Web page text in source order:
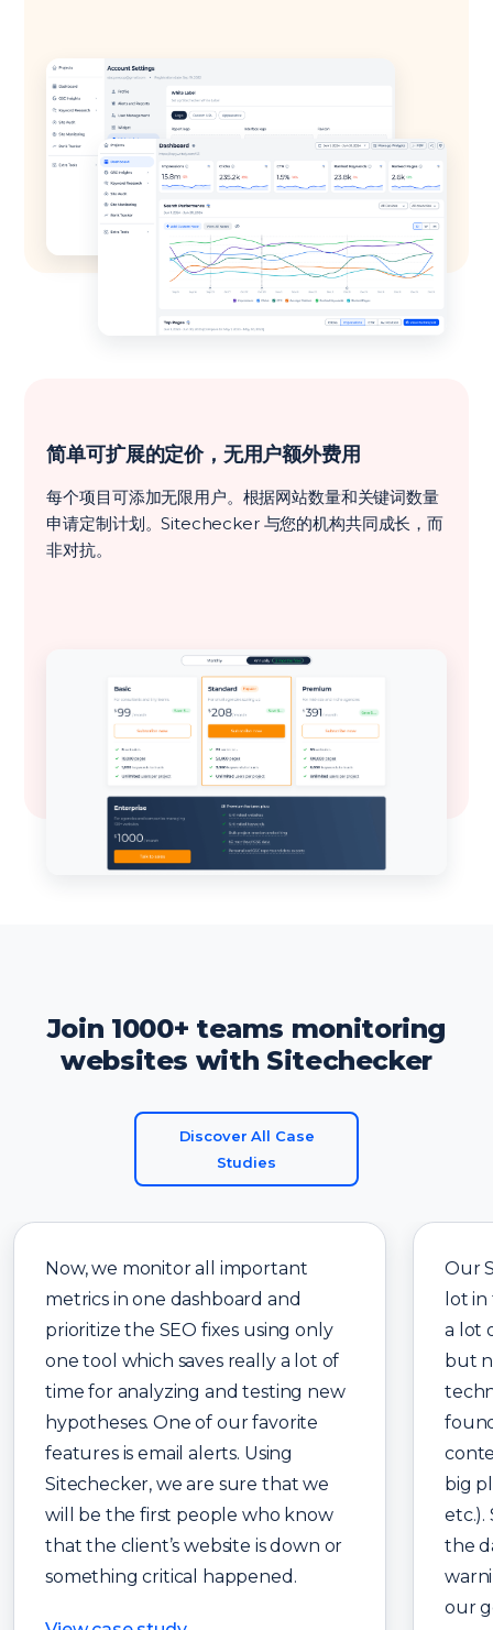
简单可扩展的定价，无用户额外费用
每个项目可添加无限用户。根据网站数量和关键词数量
申请定制计划。Sitechecker 与您的机构共同成长，而
非对抗。
Join 1000+ teams monitoring
websites with Sitechecker
Discover All Case
Studies
Now, we monitor all important
metrics in one dashboard and
prioritize the SEO fixes using only
one tool which saves really a lot of
time for analyzing and testing new
hypotheses. One of our favorite
features is email alerts. Using
Sitechecker, we are sure that we
will be the first people who know
that the client’s website is down or
something critical happened.
Our
lot
a lot
but
big
etc.).
the
our